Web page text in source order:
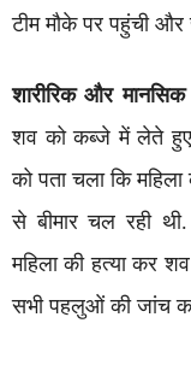
टीम मौके पर पहुंची
शारीरिक और
शव को कब्जे में लेते हुए
को पता चला कि
से बीमार चल रही
महिला की हत्या कर
सभी पहलुओं की जांच कर